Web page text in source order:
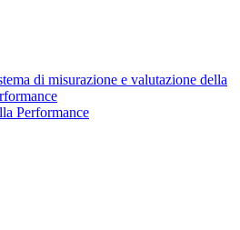
di misurazione e valutazione della
Performance